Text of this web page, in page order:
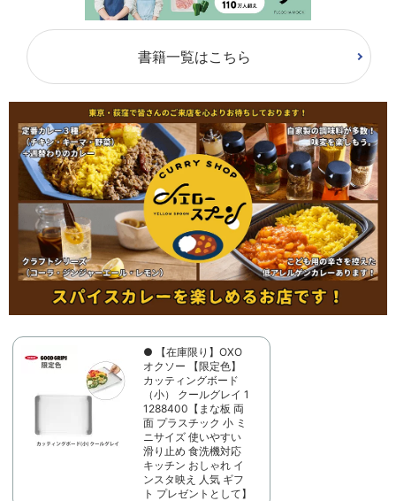
書籍一覧はこちら
● 【在庫限り】OXO
オクソー 【限定色】
カッティングボード
（小） クールグレイ 1
1288400【まな板 両
面 プラスチック 小 ミ
ニサイズ 使いやすい
滑り止め 食洗機対応
キッチン おしゃれ イ
ンスタ映え 人気 ギフ
ト プレゼントとして】